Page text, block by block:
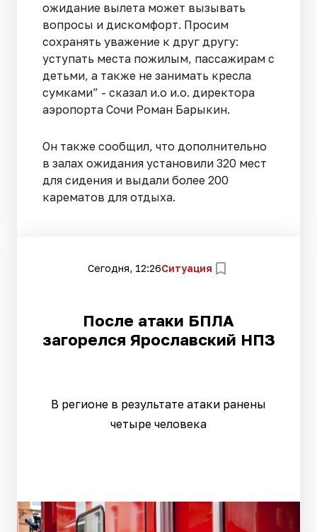
ожидание вылета может вызывать
вопросы и дискомфорт. Просим
сохранять уважение к друг другу:
уступать места пожилым, пассажирам с
детьми, а также не занимать кресла
сумками” - сказал и.о и.о. директора
аэропорта Сочи Роман Барыкин.
Он также сообщил, что дополнительно
в залах ожидания установили 320 мест
для сидения и выдали более 200
карематов для отдыха.
Сегодня, 12:26Ситуация
После атаки БПЛА
загорелся Ярославский НПЗ
В регионе в результате атаки ранены
четыре человека